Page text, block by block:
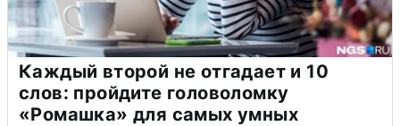
Каждый второй не отгадает и 10
слов: пройдите головоломку
«Ромашка» для самых умных